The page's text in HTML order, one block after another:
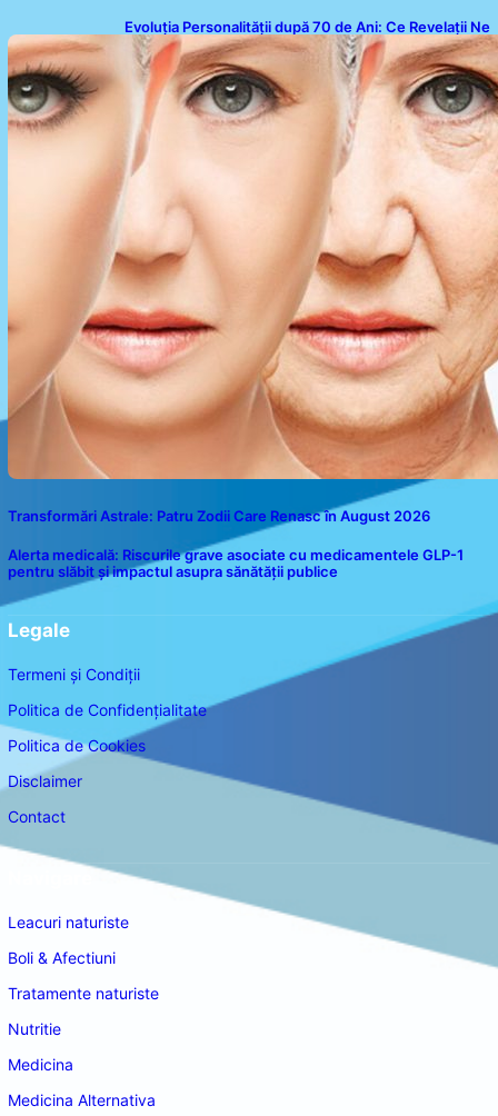
Evoluția Personalității după 70 de Ani: Ce Revelații Ne
Oferă Studiile Psihologice
Transformări Astrale: Patru Zodii Care Renasc în August 2026
Alerta medicală: Riscurile grave asociate cu medicamentele GLP-1
pentru slăbit și impactul asupra sănătății publice
Legale
Termeni și Condiții
Politica de Confidențialitate
Politica de Cookies
Disclaimer
Contact
Leacuri naturiste
Boli & Afectiuni
Tratamente naturiste
Nutritie
Medicina
Medicina Alternativa